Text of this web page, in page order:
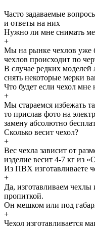
Часто задаваемые
и ответы на них
Нужно ли мне снимать
+
Мы на рынке чехлов уже
чехлов происходит по
В случае редких
снять некоторые мерки
Что будет если чехол мне
+
Мы стараемся избежать
то прислав фото на
замену абсолютно
Сколько весит чехол?
+
Вес чехла зависит от
изделие весит 4-7 кг из
Из ПВХ изготавливаете
+
Да, изготавливаем
пропиткой.
Он мешком или под
+
Чехол изготавливается